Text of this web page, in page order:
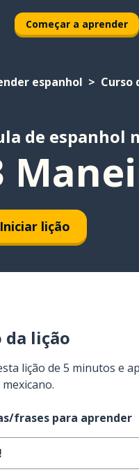
Começar a aprender
espanhol Curso
de espanhol
Iniciar lição
da lição
lição de 5 minutos e
frases para aprender